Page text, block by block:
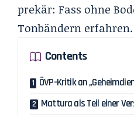
prekär: Fass ohne
Tonbändern erfahren.
Contents
ÖVP-Kritik an
Mattura als Teil einer